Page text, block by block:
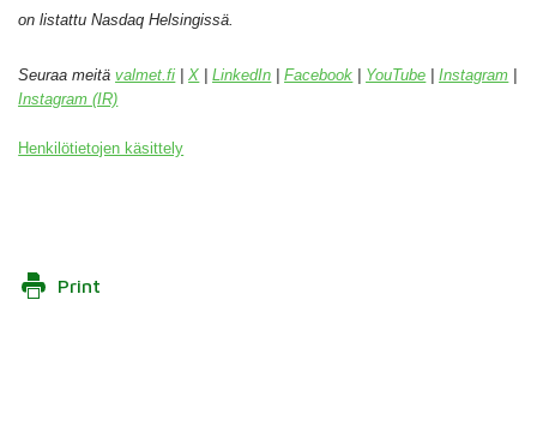
on listattu Nasdaq Helsingissä.
Seuraa meitävalmet.fi |X |LinkedIn |Facebook | YouTube |Instagram |
Instagram (IR)
Henkilötietojen käsittely
Print